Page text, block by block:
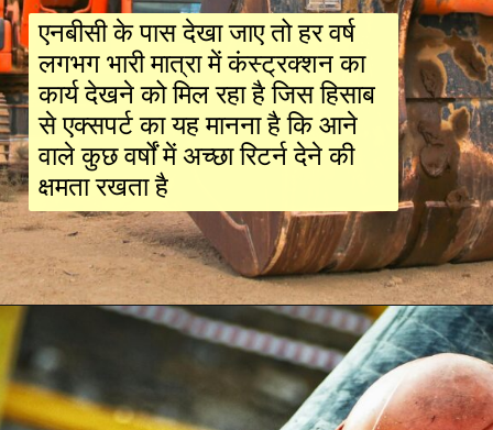
एनबीसी के पास देखा जाए तो हर वर्ष
लगभग भारी मात्रा में कंस्ट्रक्शन का
कार्य देखने को मिल रहा है जिस हिसाब
से एक्सपर्ट का यह मानना है कि आने
वाले कुछ वर्षों में अच्छा रिटर्न देने की
क्षमता रखता है